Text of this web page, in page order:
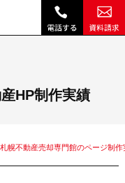
|ホームページ博士（博士.com）
HP制作実績
幌不動産売却専門館のページ制作